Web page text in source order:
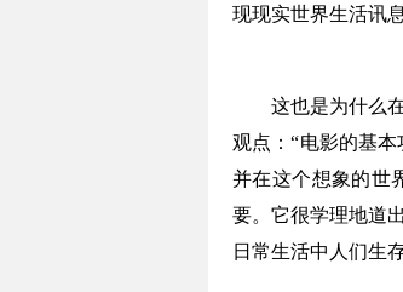
现现实世界生活讯
这也是为什么在
观点：“电影的基
并在这个想象的世
要。它很学理地道
日常生活中人们生